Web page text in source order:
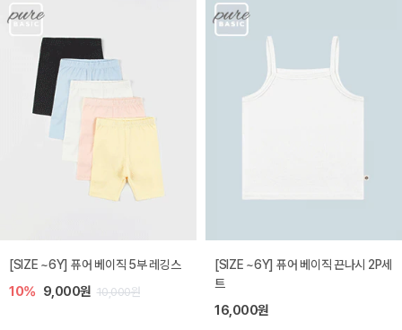
[SIZE ~6Y] 퓨어 베이직 5부 레깅스
10% 9,000원 10,000원
[SIZE ~6Y] 퓨어 베이직 끈나시 2P세
트
16,000원